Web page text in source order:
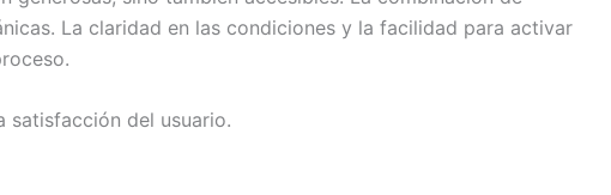
La claridad en las condiciones y la facilidad para activar
satisfacción del usuario.